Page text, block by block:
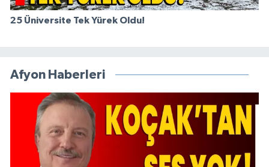
25 Üniversite Tek Yürek Oldu!
Afyon Haberleri